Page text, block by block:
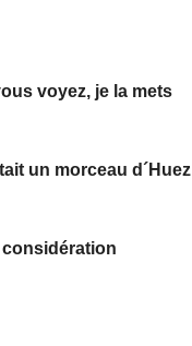
voyez, je la mets
un morceau d´Huez
considération